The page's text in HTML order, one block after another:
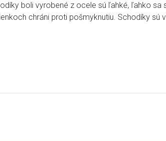
boli vyrobené z ocele sú ľahké, ľahko
chráni proti pošmyknutiu. Schodíky